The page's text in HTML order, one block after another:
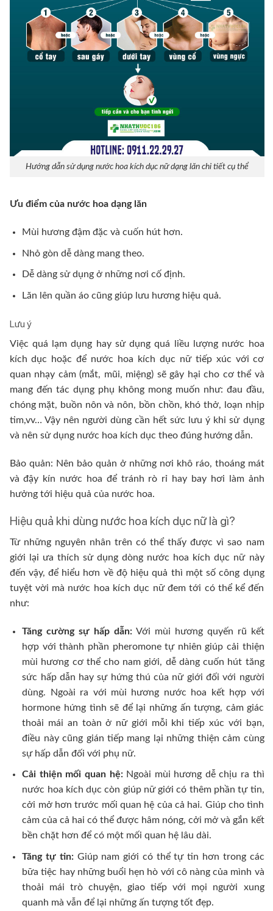
Hướng dẫn sử dụng nước hoa kích dục nữ dạng lăn chi tiết cụ thể
Ưu điểm của nước hoa dạng lăn
Mùi hương đậm đặc và cuốn hút hơn.
Nhỏ gòn dễ dàng mang theo.
Dễ dàng sử dụng ở những nơi cố định.
Lăn lên quần áo cũng giúp lưu hương hiệu quả.
Lưu ý
Việc quá lạm dụng hay sử dụng quá liều lượng nước hoa
kích dục hoặc để nước hoa kích dục nữ tiếp xúc với cơ
quan nhạy cảm (mắt, mũi, miệng) sẽ gây hại cho cơ thể và
mang đến tác dụng phụ không mong muốn như: đau đầu,
chóng mặt, buồn nôn và nôn, bồn chồn, khó thở, loạn nhịp
tim,vv… Vậy nên người dùng cần hết sức lưu ý khi sử dụng
và nên sử dụng nước hoa kích dục theo đúng hướng dẫn.
Bảo quản: Nên bảo quản ở những nơi khô ráo, thoáng mát
và đậy kín nước hoa để tránh rò rỉ hay bay hơi làm ảnh
hưởng tới hiệu quả của nước hoa.
Hiệu quả khi dùng nước hoa kích dục nữ là gì?
Từ những nguyên nhân trên có thể thấy được vì sao nam
giới lại ưa thích sử dụng dòng nước hoa kích dục nữ này
đến vậy, để hiểu hơn về độ hiệu quả thì một số công dụng
tuyệt vời mà nước hoa kích dục nữ đem tới có thể kể đến
như:
Tăng cường sự hấp dẫn:Với mùi hương quyến rũ kết
hợp với thành phần pheromone tự nhiên giúp cải thiện
mùi hương cơ thể cho nam giới, dễ dàng cuốn hút tăng
sức hấp dẫn hay sự hứng thú của nữ giới đối với người
dùng. Ngoài ra với mùi hương nước hoa kết hợp với
hormone hứng tình sẽ để lại những ấn tượng, cảm giác
thoải mái an toàn ở nữ giới mỗi khi tiếp xúc với bạn,
điều này cũng gián tiếp mang lại những thiện cảm cùng
sự hấp dẫn đối với phụ nữ.
Cải thiện mối quan hệ:Ngoài mùi hương dễ chịu ra thì
nước hoa kích dục còn giúp nữ giới có thêm phần tự tin,
cởi mở hơn trước mối quan hệ của cả hai. Giúp cho tình
cảm của cả hai có thể được hâm nóng, cởi mở và gắn kết
bền chặt hơn để có một mối quan hệ lâu dài.
Tăng tự tin:Giúp nam giới có thể tự tin hơn trong các
bữa tiệc hay những buổi hẹn hò với cô nàng của mình và
thoải mái trò chuyện, giao tiếp với mọi người xung
quanh mà vẫn để lại những ấn tượng tốt đẹp.